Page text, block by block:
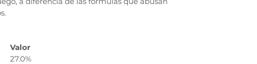
Valor
27.0%